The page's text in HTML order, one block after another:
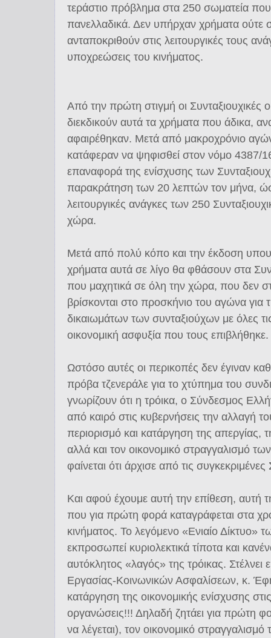
τεράστιο πρόβλημα στα 250 σωματεία
πανελλαδικά. Δεν υπήρχαν χρήματα ούτε
ανταποκριθούν στις λειτουργικές τους
υποχρεώσεις του κινήματος.
Από την πρώτη στιγμή οι
διεκδικούν αυτά τα χρήματα που άδικα,
αφαιρέθηκαν. Μετά από μακροχρόνιο
κατάφεραν να ψηφισθεί στον νόμο 4387/
επαναφορά της ενίσχυσης των
παρακράτηση των 20 λεπτών τον μήνα,
λειτουργικές ανάγκες των 250
χώρα.
Μετά από πολύ κόπο και την έκδοση
χρήματα αυτά σε λίγο θα φθάσουν στα
που μαχητικά σε όλη την χώρα, που δεν
βρίσκονται στο προσκήνιο του αγώνα
δικαιωμάτων των συνταξιούχων με όλες
οικονομική ασφυξία που τους επιβλήθηκε.
Ωστόσο αυτές οι περικοπές δεν έγιναν
πρόβα τζενεράλε για το χτύπημα του
γνωρίζουν ότι η τρόικα, ο Σύνδεσμος
από καιρό στις κυβερνήσεις την αλλαγή
περιορισμό και κατάργηση της απεργίας,
αλλά και τον οικονομικό στραγγαλισμό
φαίνεται ότι άρχισε από τις
Και αφού έχουμε αυτή την επίθεση, αυτή
που για πρώτη φορά καταγράφεται στα
κινήματος. Το λεγόμενο «Ενιαίο Δίκτυο»
εκπροσωπεί κυριολεκτικά τίποτα και
αυτόκλητος «λαγός» της τρόικας.
Εργασίας-Κοινωνικών Ασφαλίσεων, κ.
κατάργηση της οικονομικής ενίσχυσης
οργανώσεις!!! Δηλαδή ζητάει για πρώτη
να λέγεται), τον οικονομικό στραγγαλισμό